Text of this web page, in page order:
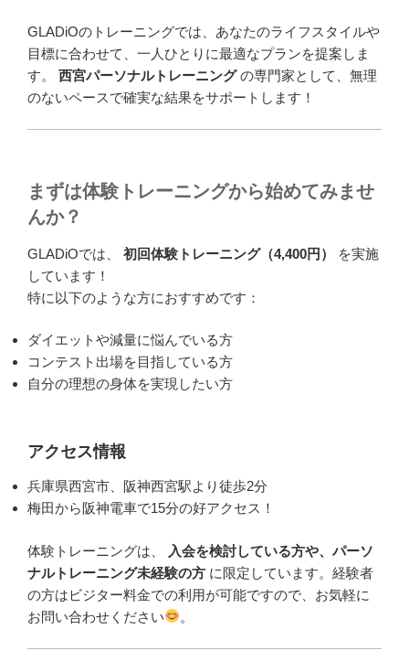
GLADiOのトレーニングでは、あなたのライフスタイルや
目標に合わせて、一人ひとりに最適なプランを提案しま
す。 西宮パーソナルトレーニングの専門家として、無理
のないペースで確実な結果をサポートします！
まずは体験トレーニングから始めてみませ
んか？
GLADiOでは、 初回体験トレーニング（4,400円）
を実施
しています！
特に以下のような方におすすめです：
ダイエットや減量に悩んでいる方
コンテスト出場を目指している方
自分の理想の身体を実現したい方
アクセス情報
兵庫県西宮市、阪神西宮駅より徒歩2分
梅田から阪神電車で15分の好アクセス！
体験トレーニングは、
入会を検討している方や、パーソ
ナルトレーニング未経験の方 に限定しています。経験者
の方はビジター料金での利用が可能ですので、お気軽に
お問い合わせください
。